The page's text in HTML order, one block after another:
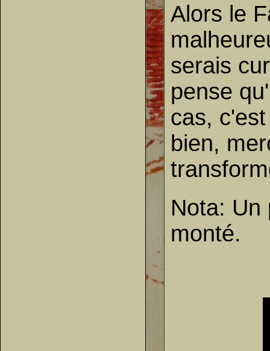
Alors le
serais
pense
cas,
bien,
Nota: Un
monté.